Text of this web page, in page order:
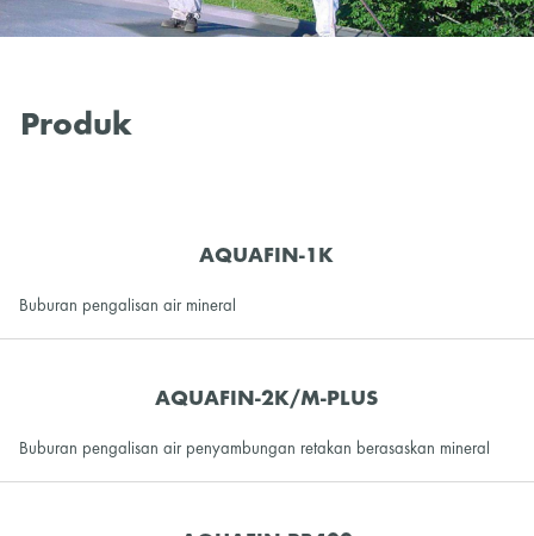
Produk
AQUAFIN-1K
Buburan pengalisan air mineral
AQUAFIN-2K/M-PLUS
Buburan pengalisan air penyambungan retakan berasaskan mineral